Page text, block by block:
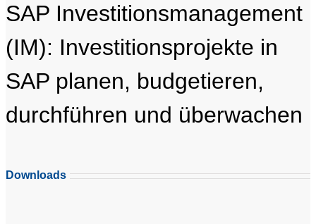
SAP Investitionsmanagement
(IM): Investitionsprojekte in
SAP planen, budgetieren,
durchführen und überwachen
Downloads